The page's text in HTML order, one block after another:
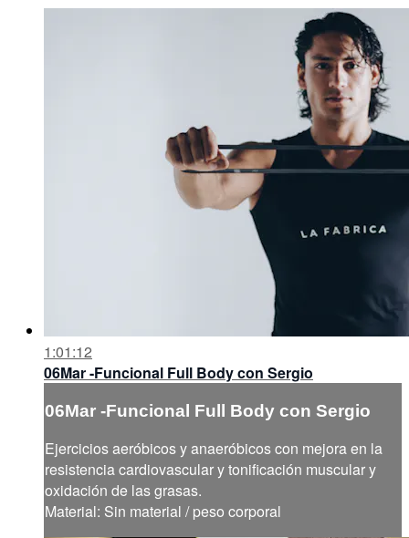
1:01:12
06Mar -Funcional Full Body con Sergio
06Mar -Funcional Full Body con Sergio
Ejercicios aeróbicos y anaeróbicos con mejora en la
resistencia cardiovascular y tonificación muscular y
oxidación de las grasas.
Material: Sin material / peso corporal